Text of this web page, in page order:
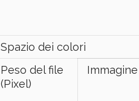
Spazio dei colori
Peso del file
(Pixel)